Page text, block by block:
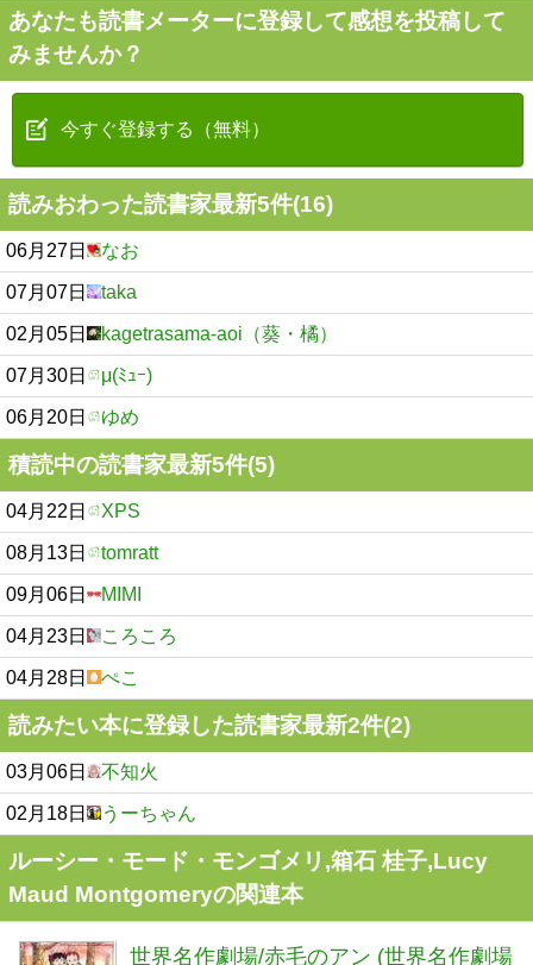
あなたも読書メーターに登録して感想を投稿して
みませんか？
今すぐ登録する（無料）
読みおわった読書家最新5件(16)
06月27日 なお
07月07日 taka
02月05日 kagetrasama-aoi（葵・橘）
07月30日 μ(ﾐｭｰ)
06月20日 ゆめ
積読中の読書家最新5件(5)
04月22日 XPS
08月13日 tomratt
09月06日 MIMI
04月23日 ころころ
04月28日 ぺこ
読みたい本に登録した読書家最新2件(2)
03月06日 不知火
02月18日 うーちゃん
ルーシー・モード・モンゴメリ,箱石 桂子,Lucy
Maud Montgomeryの関連本
世界名作劇場/赤毛のアン (世界名作劇場